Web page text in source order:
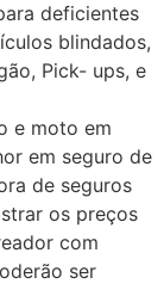
deficientes
blindados,
Pick- ups, e
e moto em
em seguro de
de seguros
os preços
com
ser